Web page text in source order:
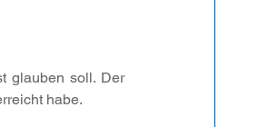
glauben soll. Der
habe.